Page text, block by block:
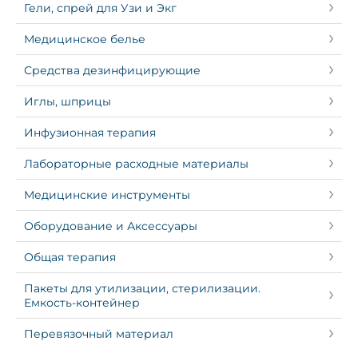
Гели, спрей для Узи и Экг
Медицинское белье
Средства дезинфицирующие
Иглы, шприцы
Инфузионная терапия
Лабораторные расходные материалы
Медицинские инструменты
Оборудование и Аксессуары
Общая терапия
Пакеты для утилизации, стерилизации.
Емкость-контейнер
Перевязочный материал